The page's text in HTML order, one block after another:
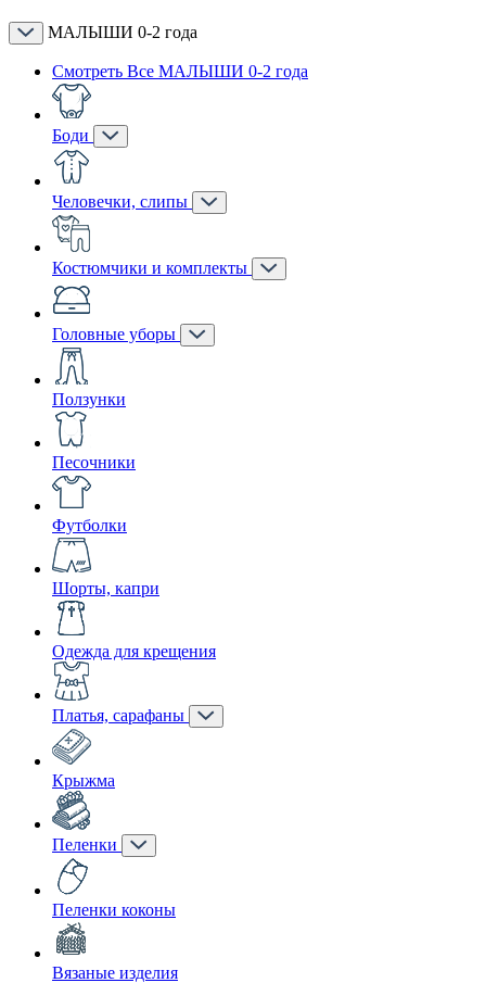
МАЛЫШИ 0-2 года
Смотреть Все МАЛЫШИ 0-2 года
Боди
Человечки, слипы
Костюмчики и комплекты
Головные уборы
Ползунки
Песочники
Футболки
Шорты, капри
Одежда для крещения
Платья, сарафаны
Крыжма
Пеленки
Пеленки коконы
Вязаные изделия